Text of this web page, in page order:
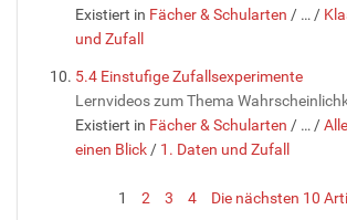
Existiert in Fächer & Schularten / … /
und Zufall
5.4 Einstufige Zufallsexperimente
Lernvideos zum Thema
Existiert in Fächer & Schularten / … /
einen Blick / 1. Daten und Zufall
1 2 3 4 Die nächsten 10